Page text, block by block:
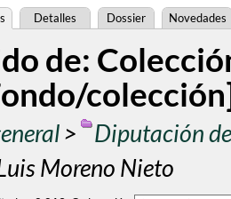
Detalles Dossier Novedades
de:
>
Diputación
Moreno Nieto